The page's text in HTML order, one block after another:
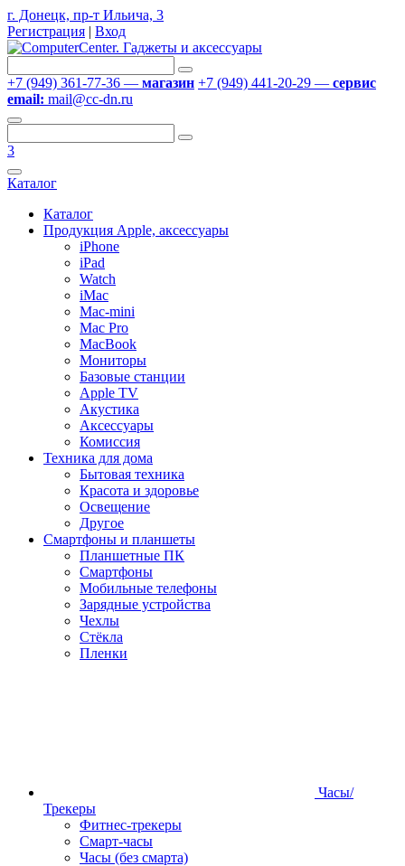
г. Донецк, пр-т Ильича, 3
Регистрация | Вход
+7 (949) 361-77-36 — магазин +7 (949) 441-20-29 — сервис
email: mail@cc-dn.ru
3
Каталог
Каталог
Продукция Apple, аксессуары
iPhone
iPad
Watch
iMac
Mac-mini
Mac Pro
MacBook
Мониторы
Базовые станции
Apple TV
Акустика
Аксессуары
Комиссия
Техника для дома
Бытовая техника
Красота и здоровье
Освещение
Другое
Смартфоны и планшеты
Планшетные ПК
Смартфоны
Мобильные телефоны
Зарядные устройства
Чехлы
Стёкла
Пленки
Часы/
Трекеры
Фитнес-трекеры
Смарт-часы
Часы (без смарта)